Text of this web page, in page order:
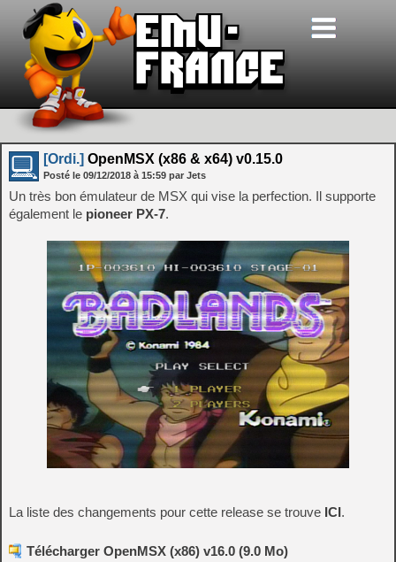
[Ordi.] OpenMSX (x86 & x64) v0.15.0
Posté le 09/12/2018 à 15:59 par Jets
Un très bon émulateur de MSX qui vise la perfection. Il supporte
également le pioneer PX-7.
La liste des changements pour cette release se trouve ICI.
Télécharger OpenMSX (x86) v16.0 (9.0 Mo)